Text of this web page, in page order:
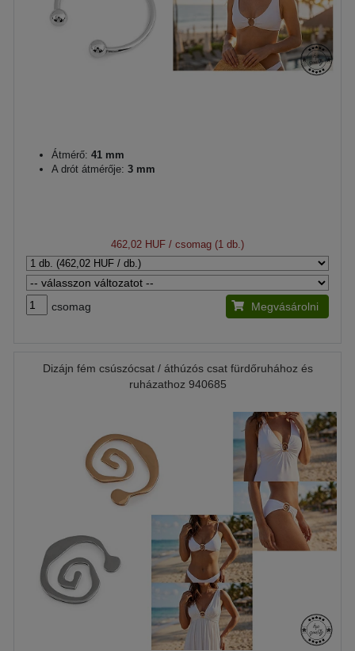
Átmérő: 41 mm
A drót átmérője: 3 mm
462,02 HUF / csomag (1 db.)
csomag Megvásárolni
Dizájn fém csúszócsat / áthúzós csat fürdőruhához és
ruházathoz 940685